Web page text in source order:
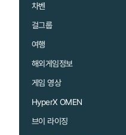
차벤
걸그룹
여행
해외게임정보
게임 영상
HyperX OMEN
브이 라이징